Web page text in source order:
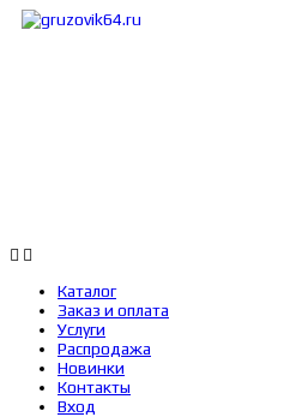
Каталог
Заказ и оплата
Услуги
Распродажа
Новинки
Контакты
Вход